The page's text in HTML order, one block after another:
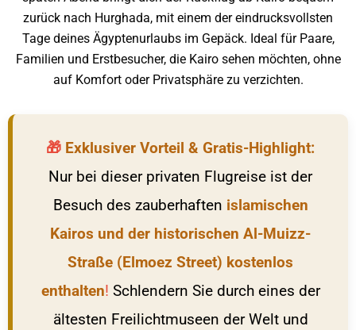
zurück nach Hurghada, mit einem dereindrucksvollsten
Tage deines Ägyptenurlaubs im Gepäck. Ideal für Paare,
Familien und Erstbesucher, die Kairo sehen möchten, ohne
auf Komfort oder Privatsphäre zu verzichten.
🎁 Exklusiver Vorteil & Gratis-Highlight:
Nur bei dieser privaten Flugreise ist der
Besuch des zauberhaften islamischen
Kairos und der historischen Al-Muizz-
Straße (Elmoez Street) kostenlos
enthalten! Schlendern Sie durch eines der
ältesten Freilichtmuseen der Welt und